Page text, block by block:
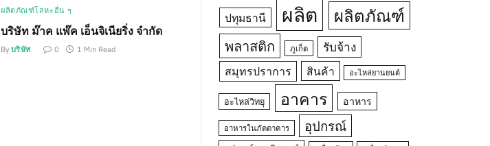
ผลิตภัณฑ์โลหะอื่น ๆ
บริษัท ม๊าค แพ๊ค เอ็นจิเนียริ่ง จำกัด
By บริษัท 0 1 Min Read
ปทุมธานี ผลิต ผลิตภัณฑ์
พลาสติก ภูเก็ต รับจ้าง
สมุทรปราการ สินค้า อะไหล่ยานยนต์
อะไหล่วิทยุ อาคาร อาหาร
อาหารในภัตตาคาร อุปกรณ์